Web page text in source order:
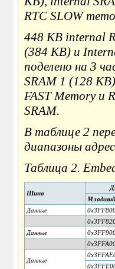
RTC SLOW
448 KB internal
(384 KB) и
поделено на 3
SRAM 1 (128
FAST Memory и
SRAM.
В таблице 2
диапазоны
Таблица 2.
Шина
Младший
Данные
Данные
Данные